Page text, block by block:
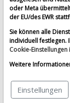
Alle Aktien
Enagas S.A.
Airbus SE
Allianz SE
oder Meta
der EU/des EWR
Sie können alle
individuell festlegen.
Cookie-Einstellungen
Weitere
Einstellungen